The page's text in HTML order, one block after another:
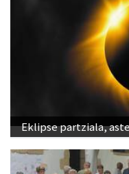
Eklipse partziala,